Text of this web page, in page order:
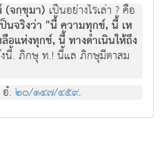
(จกฺขุมา) เปนอยางไรเลา ? คือ
นจริงวา "นี้ ความทุกข, นี้ เห
อแหงทุกข, นี้ ทางดําเนินใหถึง
นี้. ภิกษุ ท.! นี้แล ภิกษุมีตาสม
. ๒๐/๑๔๗/๔๕๙.